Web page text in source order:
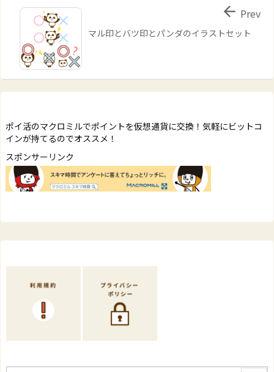
マル印とバツ印とパンダのイラストセット
 Prev
ポイ活のマクロミルでポイントを仮想通貨に交換！気軽にビットコ
インが持てるのでオススメ！
スポンサーリンク